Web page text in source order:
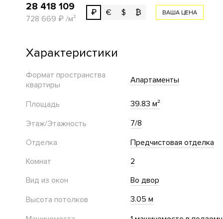
28 418 109
728 669 ₽ /м²
₽ € $ ₿ ВАША ЦЕНА
Характеристики
Формат пространства
квартиры
Апартаменты
Площадь
39.83 м²
Этаж/Этажность
7/8
Отделка
Предчистовая отделка
Комнат
2
Вид из окон
Во двор
Высота потолков
3.05 м